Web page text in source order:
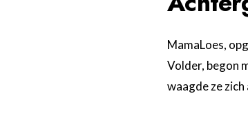
MamaLoes,
Volder, begon
waagde ze